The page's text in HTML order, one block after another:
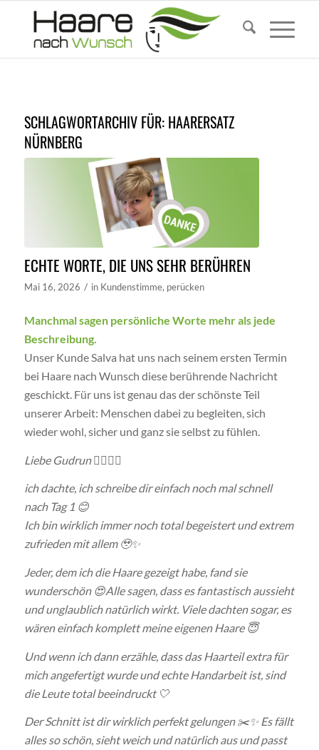
SCHLAGWORTARCHIV FÜR: HAARERSATZ
NÜRNBERG
ECHTE WORTE, DIE UNS SEHR BERÜHREN
Mai 16, 2026 / in Kundenstimme, perücken
Manchmal sagen persönliche Worte mehr als jede
Beschreibung.
Unser Kunde Salva hat uns nach seinem ersten Termin
bei Haare nach Wunsch diese berührende Nachricht
geschickt. Für uns ist genau das der schönste Teil
unserer Arbeit: Menschen dabei zu begleiten, sich
wieder wohl, sicher und ganz sie selbst zu fühlen.
Liebe Gudrun 💇🏼‍♀️✨
ich dachte, ich schreibe dir einfach noch mal schnell
nach Tag 1 😊
Ich bin wirklich immer noch total begeistert und extrem
zufrieden mit allem 🥹✨
Jeder, dem ich die Haare gezeigt habe, fand sie
wunderschön 😍Alle sagen, dass es fantastisch aussieht
und unglaublich natürlich wirkt. Viele dachten sogar, es
wären einfach komplett meine eigenen Haare 😇
Und wenn ich dann erzähle, dass das Haarteil extra für
mich angefertigt wurde und echte Handarbeit ist, sind
die Leute total beeindruckt 🤍
Der Schnitt ist dir wirklich perfekt gelungen ✂️✨Es fällt
alles so schön, sieht weich und natürlich aus und passt